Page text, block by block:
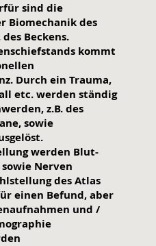
sind die
Biomechanik des
Beckens.
kommt
Durch ein Trauma,
etc. werden ständig
z.B. des
sowie
werden Blut-
Nerven
des Atlas
einen Befund, aber
und /